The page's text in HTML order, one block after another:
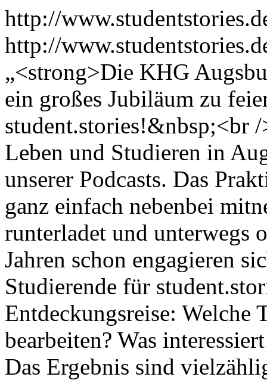
http://
http://
„<strong>Die KHG
ein großes Jubiläum zu
student.stories!&nbsp;<br
Leben und Studieren in
unserer Podcasts. Das
ganz einfach nebenbei
runterladet und unterwegs
Jahren schon engagieren
Studierende für
Entdeckungsreise: Welche
bearbeiten? Was
Das Ergebnis sind